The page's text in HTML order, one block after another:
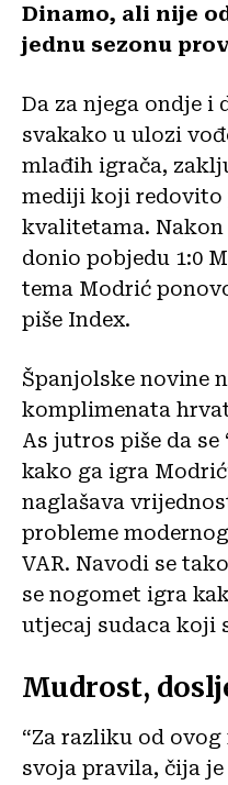
Dinamo, ali nije
jednu sezonu
Da za njega ondje i
svakako u ulozi
mlađih igrača,
mediji koji redovito
kvalitetama.
donio pobjedu 1:0
tema Modrić
piše Index.
Španjolske novine
komplimenata
As jutros piše da
kako ga igra
naglašava
probleme
VAR. Navodi se
se nogomet igra
utjecaj sudaca koji
Mudrost,
“Za razliku od
svoja pravila, čija